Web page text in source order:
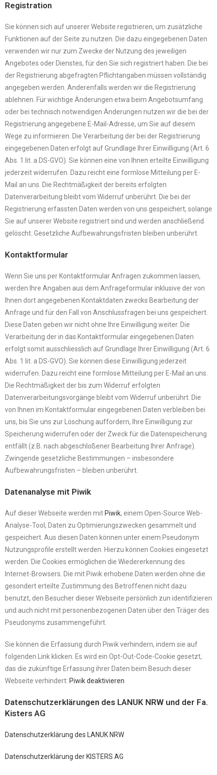
Registration
Sie können sich auf unserer Website registrieren, um zusätzliche
Funktionen auf der Seite zu nutzen. Die dazu eingegebenen Daten
verwenden wir nur zum Zwecke der Nutzung des jeweiligen
Angebotes oder Dienstes, für den Sie sich registriert haben. Die bei
der Registrierung abgefragten Pflichtangaben müssen vollständig
angegeben werden. Anderenfalls werden wir die Registrierung
ablehnen. Für wichtige Änderungen etwa beim Angebotsumfang
oder bei technisch notwendigen Änderungen nutzen wir die bei der
Registrierung angegebene E-Mail-Adresse, um Sie auf diesem
Wege zu informieren. Die Verarbeitung der bei der Registrierung
eingegebenen Daten erfolgt auf Grundlage Ihrer Einwilligung (Art. 6
Abs. 1 lit. a DS-GVO). Sie können eine von Ihnen erteilte Einwilligung
jederzeit widerrufen. Dazu reicht eine formlose Mitteilung per E-
Mail an uns. Die Rechtmäßigkeit der bereits erfolgten
Datenverarbeitung bleibt vom Widerruf unberührt. Die bei der
Registrierung erfassten Daten werden von uns gespeichert, solange
Sie auf unserer Website registriert sind und werden anschließend
gelöscht. Gesetzliche Aufbewahrungsfristen bleiben unberührt.
Kontaktformular
Wenn Sie uns per Kontaktformular Anfragen zukommen lassen,
werden Ihre Angaben aus dem Anfrageformular inklusive der von
Ihnen dort angegebenen Kontaktdaten zwecks Bearbeitung der
Anfrage und für den Fall von Anschlussfragen bei uns gespeichert.
Diese Daten geben wir nicht ohne Ihre Einwilligung weiter. Die
Verarbeitung der in das Kontaktformular eingegebenen Daten
erfolgt somit ausschliesslich auf Grundlage Ihrer Einwilligung (Art. 6
Abs. 1 lit. a DS-GVO). Sie können diese Einwilligung jederzeit
widerrufen. Dazu reicht eine formlose Mitteilung per E-Mail an uns.
Die Rechtmäßigkeit der bis zum Widerruf erfolgten
Datenverarbeitungsvorgänge bleibt vom Widerruf unberührt. Die
von Ihnen im Kontaktformular eingegebenen Daten verbleiben bei
uns, bis Sie uns zur Löschung auffordern, Ihre Einwilligung zur
Speicherung widerrufen oder der Zweck für die Datenspeicherung
entfällt (z.B. nach abgeschloßener Bearbeitung Ihrer Anfrage).
Zwingende gesetzliche Bestimmungen – insbesondere
Aufbewahrungsfristen – bleiben unberührt.
Datenanalyse mit Piwik
Auf dieser Webseite werden mit Piwik, einem Open-Source Web-
Analyse-Tool, Daten zu Optimierungszwecken gesammelt und
gespeichert. Aus diesen Daten können unter einem Pseudonym
Nutzungsprofile erstellt werden. Hierzu können Cookies eingesetzt
werden. Die Cookies ermöglichen die Wiedererkennung des
Internet-Browsers. Die mit Piwik erhobene Daten werden ohne die
gesondert erteilte Zustimmung des Betroffenen nicht dazu
benutzt, den Besucher dieser Webseite persönlich zun identifizieren
und auch nicht mit personenbezogenen Daten über den Träger des
Pseudonyms zusammengeführt.
Sie können die Erfassung durch Piwik verhindern, indem sie auf
folgenden Link klicken. Es wird ein Opt-Out-Code-Cookie gesetzt,
das die zukünftige Erfassung ihrer Daten beim Besuch dieser
Webseite verhindert: Piwik deaktivieren
Datenschutzerklärungen des LANUK NRW und der Fa.
Kisters AG
Datenschutzerklärung des LANUK NRW
Datenschutzerklärung der KISTERS AG